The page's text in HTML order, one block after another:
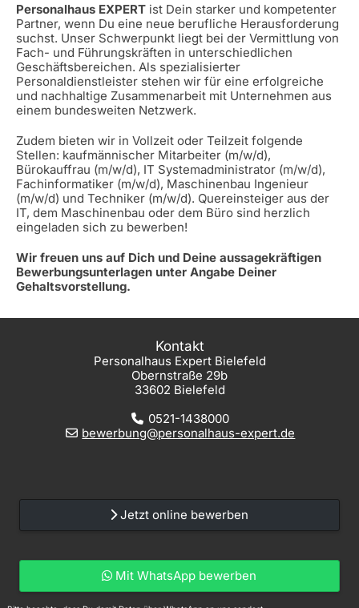
Personalhaus EXPERT ist Dein starker und kompetenter
Partner, wenn Du eine neue berufliche Herausforderung
suchst. Unser Schwerpunkt liegt bei der Vermittlung von
Fach- und Führungskräften in unterschiedlichen
Geschäftsbereichen. Als spezialisierter
Personaldienstleister stehen wir für eine erfolgreiche
und nachhaltige Zusammenarbeit mit Unternehmen aus
einem bundesweiten Netzwerk.
Zudem bieten wir in Vollzeit oder Teilzeit folgende
Stellen: kaufmännischer Mitarbeiter (m/w/d),
Bürokauffrau (m/w/d), IT Systemadministrator (m/w/d),
Fachinformatiker (m/w/d), Maschinenbau Ingenieur
(m/w/d) und Techniker (m/w/d). Quereinsteiger aus der
IT, dem Maschinenbau oder dem Büro sind herzlich
eingeladen sich zu bewerben!
Wir freuen uns auf Dich und Deine aussagekräftigen
Bewerbungsunterlagen unter Angabe Deiner
Gehaltsvorstellung.
Kontakt
Personalhaus Expert Bielefeld
Obernstraße 29b
33602 Bielefeld
0521-1438000
bewerbung@personalhaus-expert.de
Jetzt online bewerben
Mit WhatsApp bewerben